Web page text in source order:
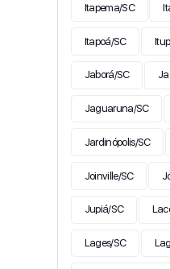
Itapema/SC
Itapoá/SC
Jaborá/SC
Jaguaruna/SC
Jardinópolis/SC
Joinville/SC
Jupiá/SC
Lages/SC